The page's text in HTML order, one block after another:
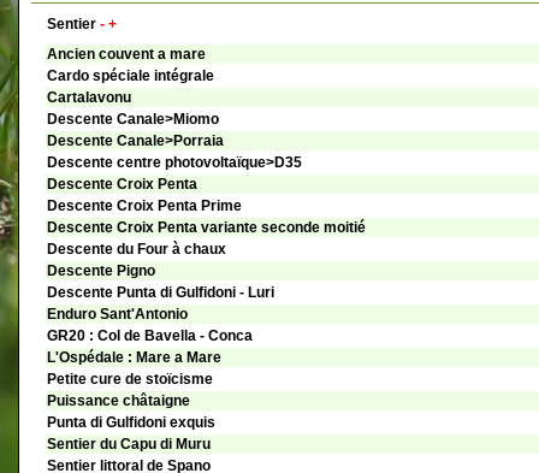
Sentier - +
Ancien couvent a mare
Cardo spéciale intégrale
Cartalavonu
Descente Canale>Miomo
Descente Canale>Porraia
Descente centre photovoltaïque>D35
Descente Croix Penta
Descente Croix Penta Prime
Descente Croix Penta variante seconde moitié
Descente du Four à chaux
Descente Pigno
Descente Punta di Gulfidoni - Luri
Enduro Sant'Antonio
GR20 : Col de Bavella - Conca
L'Ospédale : Mare a Mare
Petite cure de stoïcisme
Puissance châtaigne
Punta di Gulfidoni exquis
Sentier du Capu di Muru
Sentier littoral de Spano